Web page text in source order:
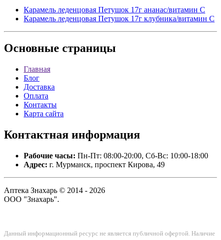
Карамель леденцовая Петушок 17г ананас/витамин С
Карамель леденцовая Петушок 17г клубника/витамин С
Основные страницы
Главная
Блог
Доставка
Оплата
Контакты
Карта сайта
Контактная информация
Рабочие часы: Пн-Пт: 08:00-20:00, Сб-Вс: 10:00-18:00
Адрес: г. Мурманск, проспект Кирова, 49
Аптека Знахарь © 2014 - 2026
ООО "Знахарь".
Данный информационный ресурс не является публичной офертой. Наличие